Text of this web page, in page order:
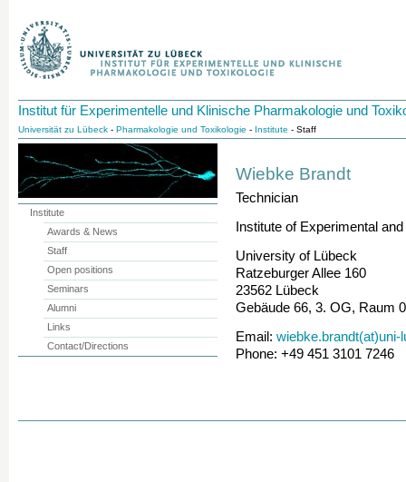
Institut für Experimentelle und Klinische Pharmakologie und
Universität zu Lübeck - Pharmakologie und Toxikologie - Institute - Staff
Wiebke Brandt
Technician
Institute of Experimental
University of Lübeck
Ratzeburger Allee 160
23562 Lübeck
Gebäude 66, 3. OG, Raum
Email: wiebke.brandt(at)uni-
Phone: +49 451 3101 7246
Institute
Awards & News
Staff
Open positions
Seminars
Alumni
Links
Contact/Directions